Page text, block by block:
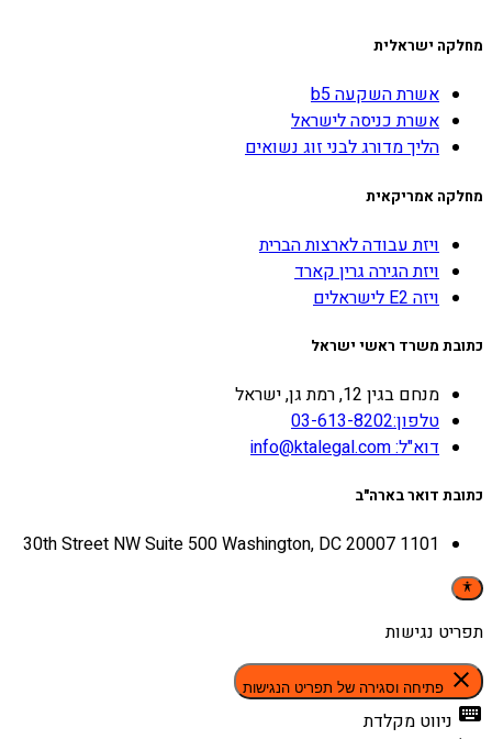
מחלקה ישראלית
אשרת השקעה b5
אשרת כניסה לישראל
הליך מדורג לבני זוג נשואים
מחלקה אמריקאית
ויזת עבודה לארצות הברית
ויזת הגירה גרין קארד
ויזה E2 לישראלים
כתובת משרד ראשי ישראל
מנחם בגין 12, רמת גן, ישראל
טלפון:03-613-8202
דוא"ל: info@ktalegal.com
כתובת דואר בארה"ב
1101 30th Street NW Suite 500 Washington, DC 20007
תפריט נגישות
close פתיחה וסגירה של תפריט הנגישות
keyboard ניווט מקלדת